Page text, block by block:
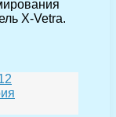
X-Vetra.